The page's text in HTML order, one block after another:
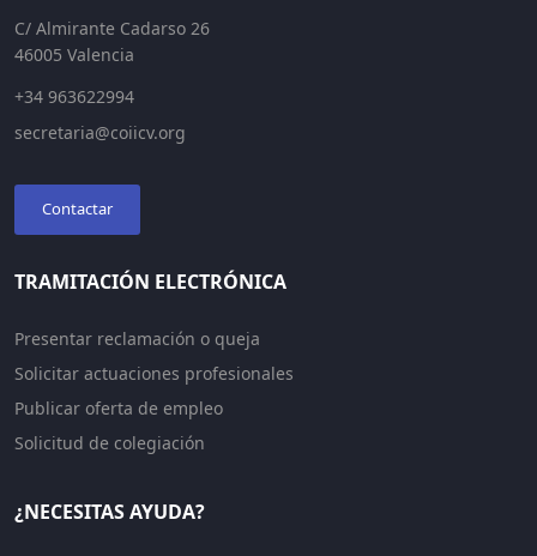
C/ Almirante Cadarso 26
46005 Valencia
+34 963622994
secretaria@coiicv.org
Contactar
TRAMITACIÓN ELECTRÓNICA
Presentar reclamación o queja
Solicitar actuaciones profesionales
Publicar oferta de empleo
Solicitud de colegiación
¿NECESITAS AYUDA?